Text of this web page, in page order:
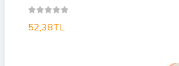
52,38TL